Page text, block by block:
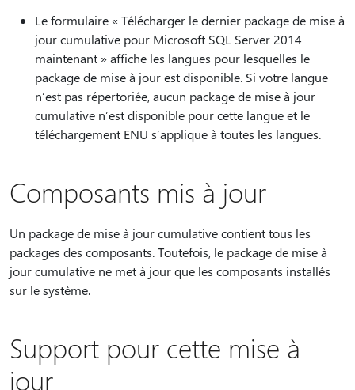
Le formulaire « Télécharger le dernier package de mise à
jour cumulative pour Microsoft SQL Server 2014
maintenant » affiche les langues pour lesquelles le
package de mise à jour est disponible. Si votre langue
n’est pas répertoriée, aucun package de mise à jour
cumulative n’est disponible pour cette langue et le
téléchargement ENU s’applique à toutes les langues.
Composants mis à jour
Un package de mise à jour cumulative contient tous les
packages des composants. Toutefois, le package de mise à
jour cumulative ne met à jour que les composants installés
sur le système.
Support pour cette mise à
jour